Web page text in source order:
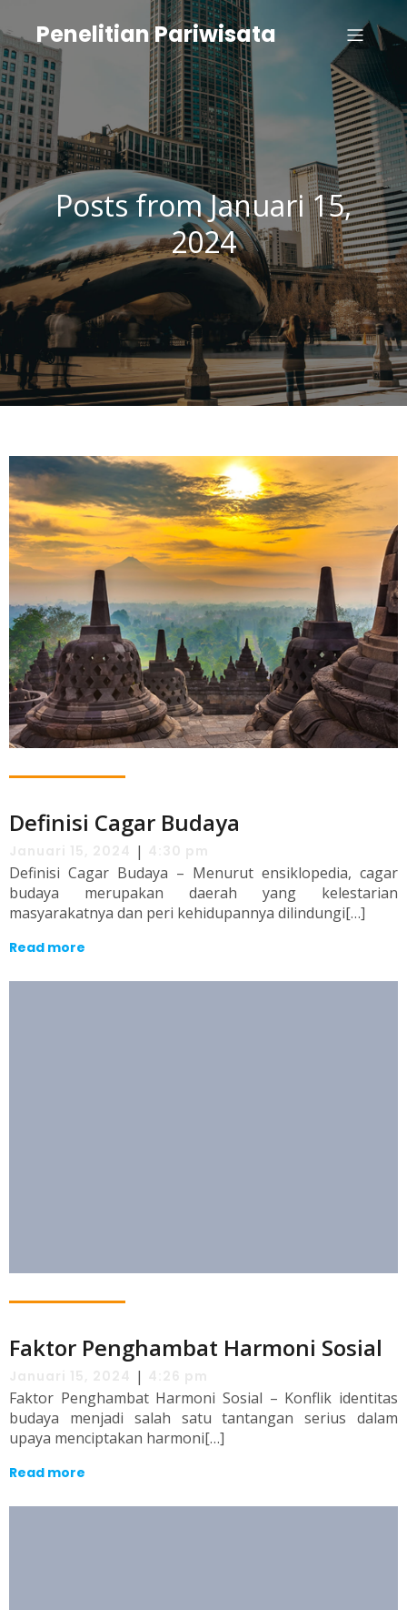
Penelitian Pariwisata
Posts from Januari 15,
2024
Definisi Cagar Budaya
|
Definisi Cagar Budaya – Menurut ensiklopedia, cagar
budaya merupakan daerah yang kelestarian
masyarakatnya dan peri kehidupannya dilindungi[…]
Read more
Faktor Penghambat Harmoni Sosial
|
Faktor Penghambat Harmoni Sosial – Konflik identitas
budaya menjadi salah satu tantangan serius dalam
upaya menciptakan harmoni[…]
Read more